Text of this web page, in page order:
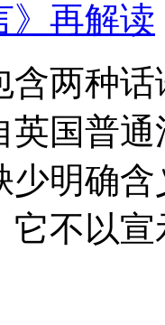
再解读
含两种
英国普
少明确
它不以